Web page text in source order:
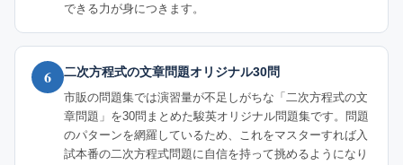
できる力が身につきます。
6 二次方程式の文章問題オリジナル30問
市販の問題集では演習量が不足しがちな「二次方程式の文
章問題」を30問まとめた駿英オリジナル問題集です。問題
のパターンを網羅しているため、これをマスターすれば入
試本番の二次方程式問題に自信を持って挑めるようになり